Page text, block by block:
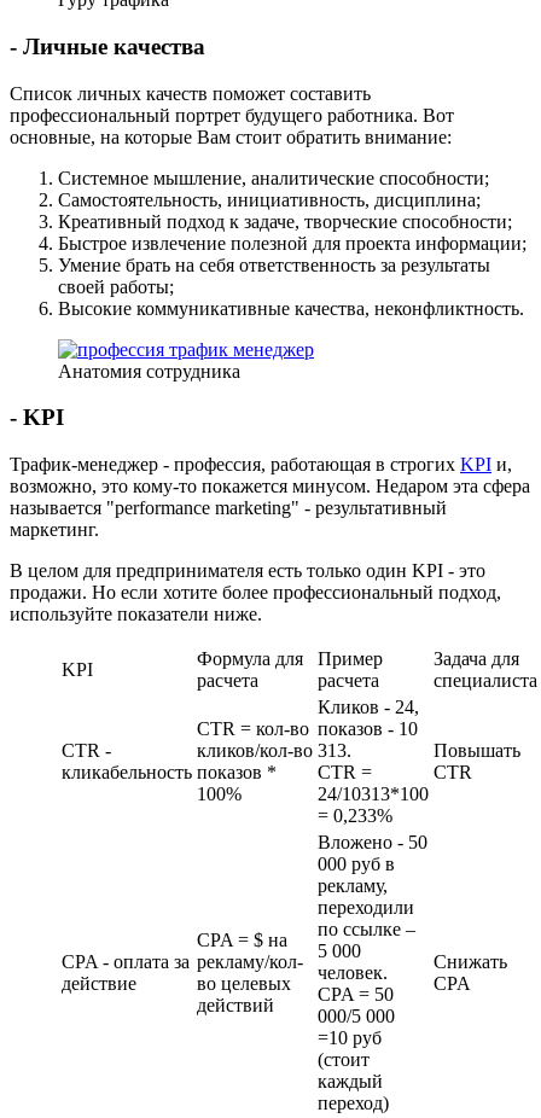
- Личные качества
Список личных качеств поможет составить
профессиональный портрет будущего работника. Вот
основные, на которые Вам стоит обратить внимание:
Системное мышление, аналитические способности;
Самостоятельность, инициативность, дисциплина;
Креативный подход к задаче, творческие способности;
Быстрое извлечение полезной для проекта информации;
Умение брать на себя ответственность за результаты
своей работы;
Высокие коммуникативные качества, неконфликтность.
Анатомия сотрудника
- KPI
Трафик-менеджер - профессия, работающая в строгих KPI и,
возможно, это кому-то покажется минусом. Недаром эта сфера
называется "performance marketing" - результативный
маркетинг.
В целом для предпринимателя есть только один KPI - это
продажи. Но если хотите более профессиональный подход,
используйте показатели ниже.
KPI
Формула для
расчета
Пример
расчета
Задача для
специалиста
CTR -
кликабельность
CTR = кол-во
кликов/кол-во
показов *
100%
Кликов - 24,
показов - 10
313.
CTR =
24/10313*100
= 0,233%
Повышать
CTR
CPA - оплата за
действие
CPA = $ на
рекламу/кол-
во целевых
действий
Вложено - 50
000 руб в
рекламу,
переходили
по ссылке –
5 000
человек.
CPA = 50
000/5 000
=10 руб
(стоит
каждый
переход)
Снижать
CPA